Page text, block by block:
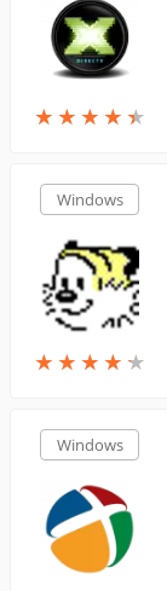
★ ★ ★ ★ ★
★ ★ ★ ★ ★
Windows
★ ★ ★ ★ ★
★ ★ ★ ★ ★
Windows